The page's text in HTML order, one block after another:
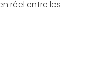
réel entre les